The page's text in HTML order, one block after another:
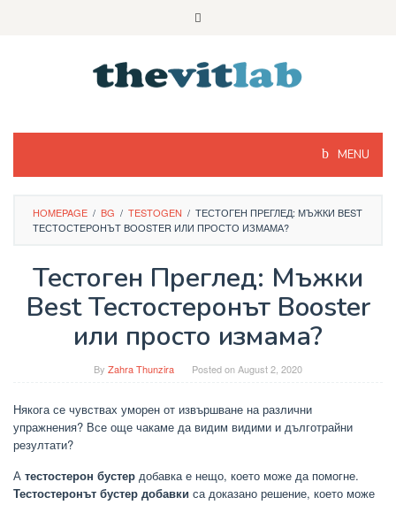
MENU
HOMEPAGE / BG / TESTOGEN / ТЕСТОГЕН ПРЕГЛЕД: МЪЖКИ BEST
ТЕСТОСТЕРОНЪТ BOOSTER ИЛИ ПРОСТО ИЗМАМА?
Тестоген Преглед: Мъжки
Best Тестостеронът Booster
или просто измама?
By Zahra Thunzira Posted onAugust 2, 2020
Някога се чувствах уморен от извършване на различни
упражнения? Все още чакаме да видим видими и дълготрайни
резултати?
А тестостерон бустер добавка е нещо, което може да помогне.
Тестостеронът бустер добавки са доказано решение, което може